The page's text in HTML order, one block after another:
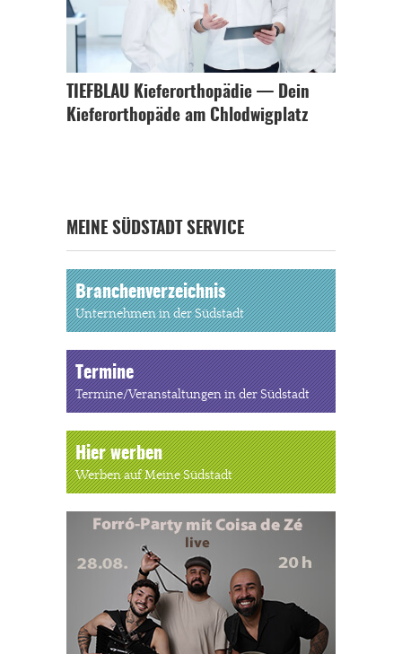
TIEFBLAU Kieferorthopädie — Dein
Kieferorthopäde am Chlodwigplatz
MEINE SÜDSTADT SERVICE
Branchenverzeichnis
Unternehmen in der Südstadt
Termine
Termine/Veranstaltungen in der Südstadt
Hier werben
Werben auf Meine Südstadt